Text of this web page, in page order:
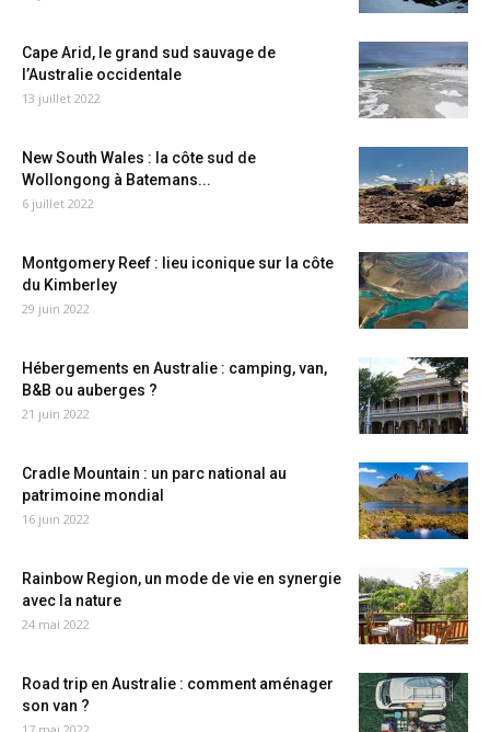
Cape Arid, le grand sud sauvage de
l’Australie occidentale
13 juillet 2022
New South Wales : la côte sud de
Wollongong à Batemans...
6 juillet 2022
Montgomery Reef : lieu iconique sur la côte
du Kimberley
29 juin 2022
Hébergements en Australie : camping, van,
B&B ou auberges ?
21 juin 2022
Cradle Mountain : un parc national au
patrimoine mondial
16 juin 2022
Rainbow Region, un mode de vie en synergie
avec la nature
24 mai 2022
Road trip en Australie : comment aménager
son van ?